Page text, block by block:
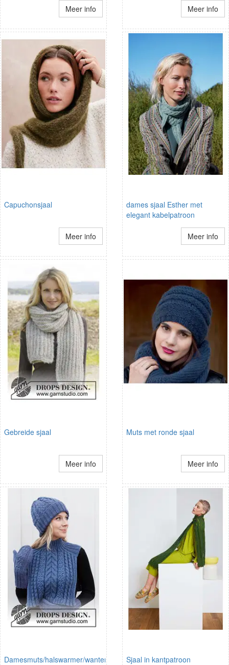
Meer info Meer info
Capuchonsjaal
Meer info
dames sjaal Esther met
elegant kabelpatroon
Meer info
Gebreide sjaal
Meer info
Muts met ronde sjaal
Meer info
Damesmuts/halswarmer/wanten Sjaal in kantpatroon